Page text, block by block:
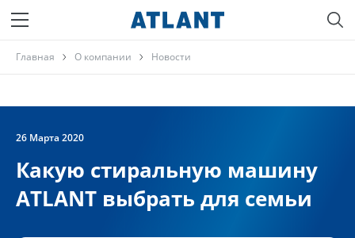
Главная О компании Новости
26 Марта 2020
Какую стиральную машину
ATLANT выбрать для семьи